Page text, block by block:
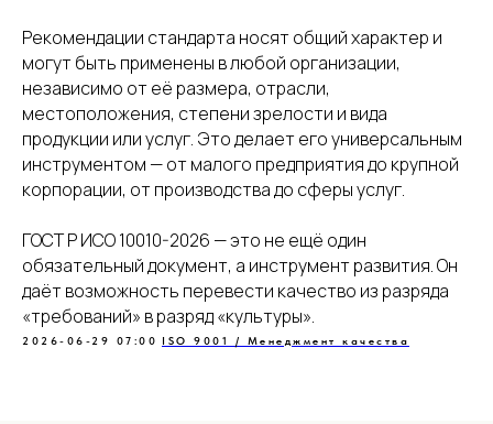
Рекомендации стандарта носят общий характер и
могут быть применены в любой организации,
независимо от её размера, отрасли,
местоположения, степени зрелости и вида
продукции или услуг. Это делает его универсальным
инструментом — от малого предприятия до крупной
корпорации, от производства до сферы услуг.
ГОСТ Р ИСО 10010-2026 — это не ещё один
обязательный документ, а инструмент развития. Он
даёт возможность перевести качество из разряда
«требований» в разряд «культуры».
2026-06-29 07:00 ISO 9001 / Менеджмент качества